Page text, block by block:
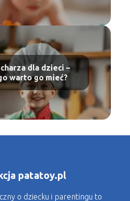
dla dzieci –
warto go mieć?
patatoy.pl
o dziecku i parentingu to